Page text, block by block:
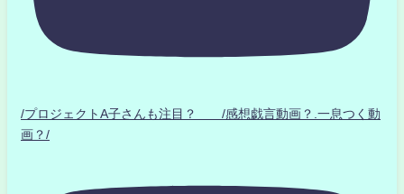
/プロジェクトA子さんも注目？ /感想戯言動画？.一息つく動
画？/